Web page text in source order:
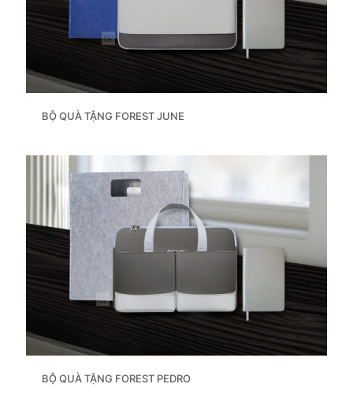
BỘ QUÀ TẶNG FOREST JUNE
BỘ QUÀ TẶNG FOREST PEDRO